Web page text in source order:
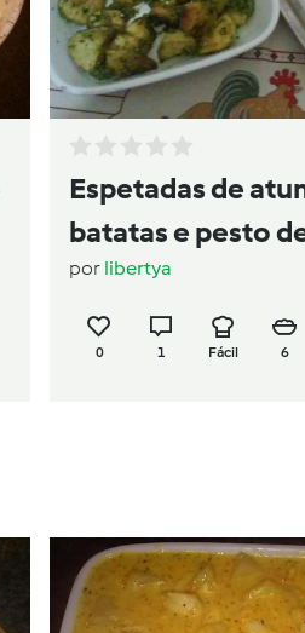
Espetadas de
batatas e pesto
espinafres
por libertya
0 1 Fácil 6